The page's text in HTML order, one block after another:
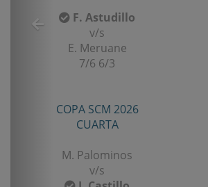
A. Ogalde
A. Oyanedel
6/2 6/2
TORNEO ANIVERSARIO LA LIGUA 2026
SENIOR TERCERA
B. Castillo